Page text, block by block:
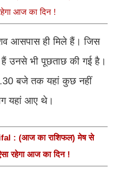
आज का दिन !
आसपास ही मिले हैं। जिस
हैं उनसे भी पूछताछ की गई है।
बजे तक यहां कुछ नहीं
यहां आए थे।
: (आज का राशिफल) मेष से
रहेगा आज का दिन !